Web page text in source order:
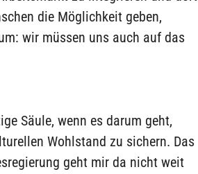
die Möglichkeit geben,
wir müssen uns auch auf das
Säule, wenn es darum geht,
Wohlstand zu sichern. Das
geht mir da nicht weit